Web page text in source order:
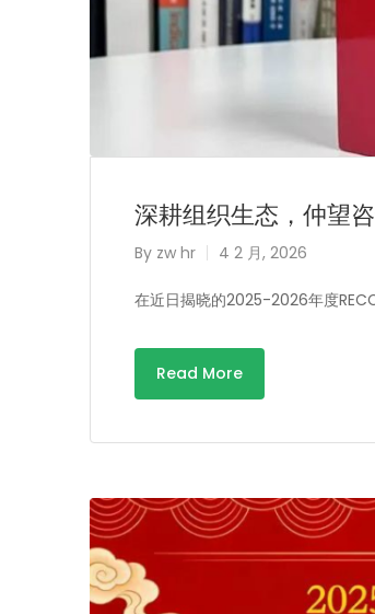
深耕组织生态，仲望
By zw hr 4 2 月, 2026
在近日揭晓的2025-2026年度
Read More